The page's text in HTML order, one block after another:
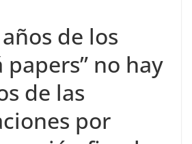
de los
papers” no hay
de las
por